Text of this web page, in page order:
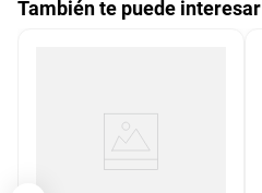
También te puede interesar